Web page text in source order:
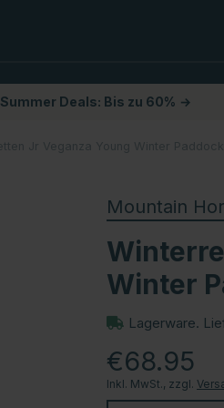
Summer Deals: Bis zu 60% →
Mountain
Winter
Lagerware.
€68.95
Inkl. MwSt., zzgl.